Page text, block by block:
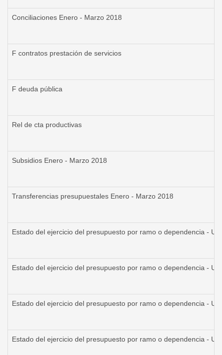
Conciliaciones Enero - Marzo 2018
F contratos prestación de servicios
F deuda pública
Rel de cta productivas
Subsidios Enero - Marzo 2018
Transferencias presupuestales Enero - Marzo 2018
Estado del ejercicio del presupuesto por ramo o dependencia -
Estado del ejercicio del presupuesto por ramo o dependencia -
Estado del ejercicio del presupuesto por ramo o dependencia -
Estado del ejercicio del presupuesto por ramo o dependencia -